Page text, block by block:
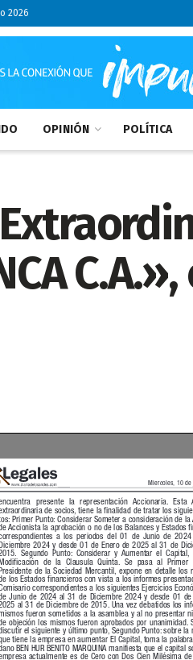
2026
OPINIÓN POLÍTICA